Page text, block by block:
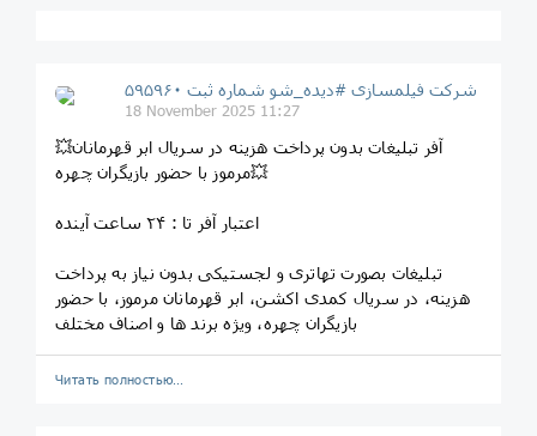
شرکت فیلمسازی #دیده_شو شماره ثبت ۵۹۵۹۶۰
18 November 2025 11:27
💥آفر تبلیغات بدون پرداخت هزینه در سریال ابر قهرمانان
مرموز با حضور بازیگران چهره💥
اعتبار آفر تا : ٢۴ ساعت آینده
تبلیغات بصورت تهاتری و لجستیکی بدون نیاز به پرداخت
هزینه، در سریال کمدی اکشن، ابر قهرمانان مرموز، با حضور
بازیگران چهره، ویژه برند ها و اصناف مختلف
Читать полностью…